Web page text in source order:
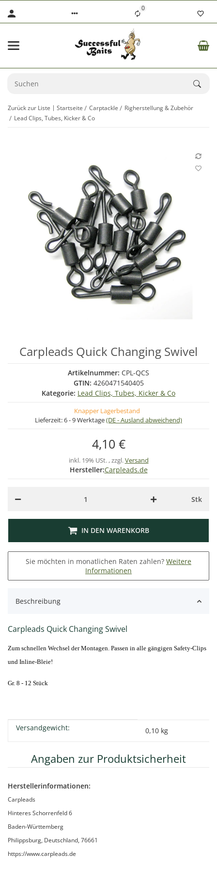
0
Zurück zur Liste Startseite Carptackle
Righerstellung & Zubehör
Lead Clips, Tubes, Kicker & Co
Carpleads Quick Changing Swivel
Artikelnummer: CPL-QCS
GTIN: 4260471540405
Kategorie: Lead Clips, Tubes, Kicker & Co
Knapper Lagerbestand
Lieferzeit:6 - 9 Werktage(DE - Ausland abweichend)
4,10 €
inkl. 19% USt. , zzgl.Versand
Hersteller:Carpleads.de
Stk
IN DEN WARENKORB
Sie möchten in monatlichen Raten zahlen? Weitere
Informationen
Beschreibung
Carpleads Quick Changing Swivel
Zum schnellen Wechsel der Montagen. Passen in alle gängigen Safety-Clips
und Inline-Bleie!
Gr. 8 - 12 Stück
Produkteigenschaft
Wert
Versandgewicht: 0,10 kg
Angaben zur Produktsicherheit
Herstellerinformationen:
Carpleads
Hinteres Schorrenfeld 6
Baden-Württemberg
Philippsburg, Deutschland, 76661
https://www.carpleads.de